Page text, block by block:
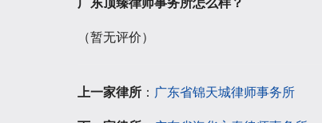
（暂无评价）
上一家律所 ： 广东省锦天城律师事务所